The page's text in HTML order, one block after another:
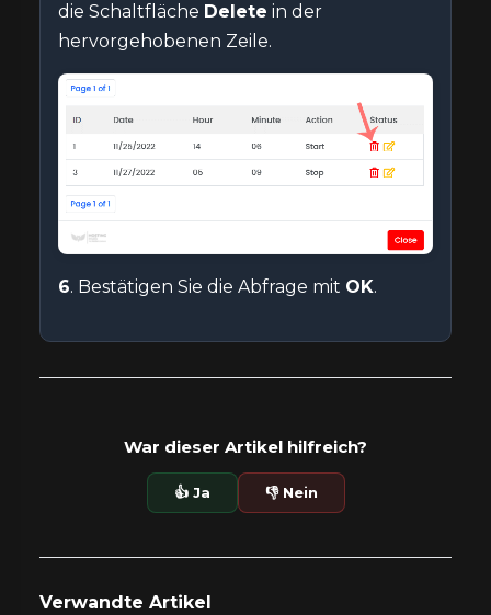
die Schaltfläche Delete in der
hervorgehobenen Zeile.
6. Bestätigen Sie die Abfrage mit OK.
War dieser Artikel hilfreich?
👍 Ja 👎 Nein
Verwandte Artikel